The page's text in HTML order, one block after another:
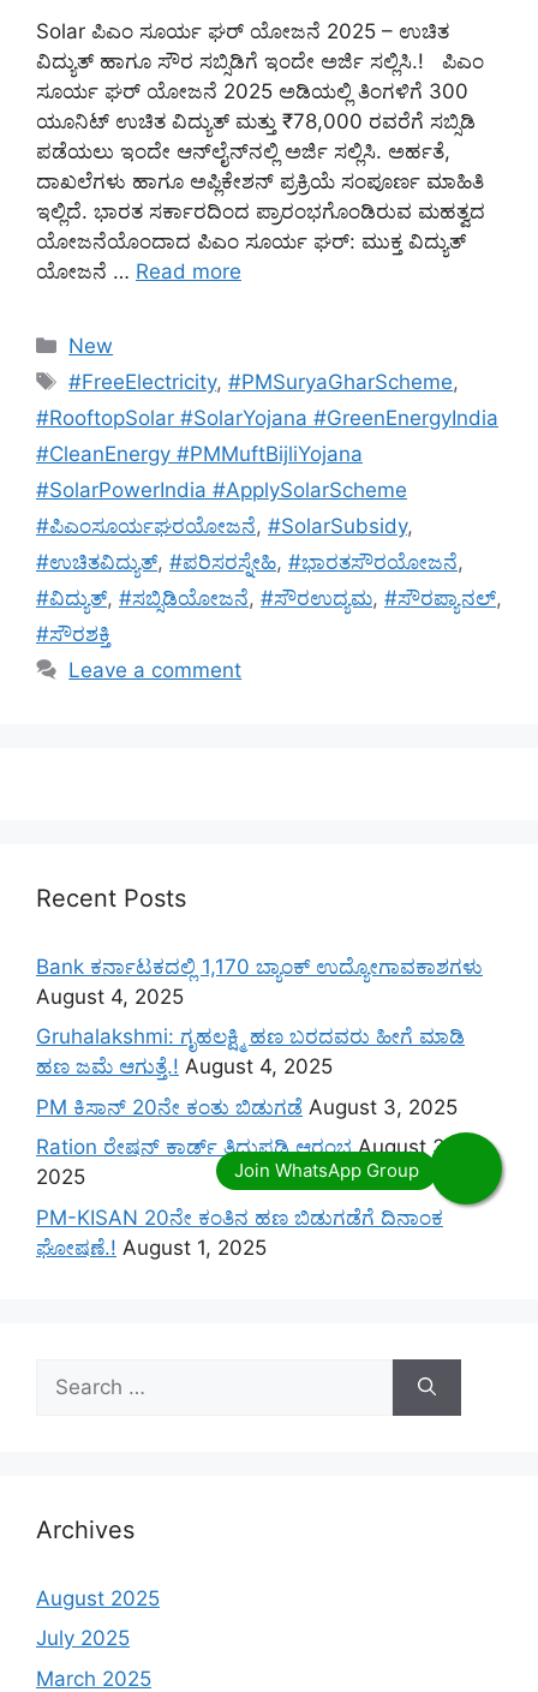
Solar ಪಿಎಂ ಸೂರ್ಯ ಘರ್ ಯೋಜನೆ 2025 – ಉಚಿತ
ವಿದ್ಯುತ್ ಹಾಗೂ ಸೌರ ಸಬ್ಸಿಡಿಗೆ ಇಂದೇ ಅರ್ಜಿ ಸಲ್ಲಿಸಿ.! ಪಿಎಂ
ಸೂರ್ಯ ಘರ್ ಯೋಜನೆ 2025 ಅಡಿಯಲ್ಲಿ ತಿಂಗಳಿಗೆ 300
ಯೂನಿಟ್ ಉಚಿತ ವಿದ್ಯುತ್ ಮತ್ತು ₹78,000 ರವರೆಗೆ ಸಬ್ಸಿಡಿ
ಪಡೆಯಲು ಇಂದೇ ಆನ್‌ಲೈನ್‌ನಲ್ಲಿ ಅರ್ಜಿ ಸಲ್ಲಿಸಿ. ಅರ್ಹತೆ,
ದಾಖಲೆಗಳು ಹಾಗೂ ಅಪ್ಲಿಕೇಶನ್ ಪ್ರಕ್ರಿಯೆ ಸಂಪೂರ್ಣ ಮಾಹಿತಿ
ಇಲ್ಲಿದೆ. ಭಾರತ ಸರ್ಕಾರದಿಂದ ಪ್ರಾರಂಭಗೊಂಡಿರುವ ಮಹತ್ವದ
ಯೋಜನೆಯೊಂದಾದ ಪಿಎಂ ಸೂರ್ಯ ಘರ್: ಮುಕ್ತ ವಿದ್ಯುತ್
ಯೋಜನೆ … Read more
Categories
New
Tags
#FreeElectricity,#PMSuryaGharScheme,
#RooftopSolar #SolarYojana #GreenEnergyIndia
#CleanEnergy #PMMuftBijliYojana
#SolarPowerIndia #ApplySolarScheme
#ಪಿಎಂಸೂರ್ಯಘರಯೋಜನೆ, #SolarSubsidy,
#ಉಚಿತವಿದ್ಯುತ್, #ಪರಿಸರಸ್ನೇಹಿ, #ಭಾರತಸೌರಯೋಜನೆ,
#ವಿದ್ಯುತ್, #ಸಬ್ಸಿಡಿಯೋಜನೆ, #ಸೌರಉದ್ಯಮ, #ಸೌರಪ್ಯಾನಲ್,
#ಸೌರಶಕ್ತಿ
Leave a comment
Recent Posts
Bank ಕರ್ನಾಟಕದಲ್ಲಿ 1,170 ಬ್ಯಾಂಕ್ ಉದ್ಯೋಗಾವಕಾಶಗಳು
August 4, 2025
Gruhalakshmi: ಗೃಹಲಕ್ಷ್ಮಿ ಹಣ ಬರದವರು ಹೀಗೆ ಮಾಡಿ
ಹಣ ಜಮೆ‌ ಆಗುತ್ತೆ.! August 4, 2025
PM ಕಿಸಾನ್ 20ನೇ ಕಂತು ಬಿಡುಗಡೆ August 3, 2025
Ration ರೇಷನ್ ಕಾರ್ಡ್ ತಿದ್ದುಪಡಿ ಆರಂಭ August 3,
2025
PM-KISAN 20ನೇ ಕಂತಿನ ಹಣ ಬಿಡುಗಡೆಗೆ ದಿನಾಂಕ
ಘೋಷಣೆ.! August 1, 2025
for:
Archives
August 2025
July 2025
March 2025